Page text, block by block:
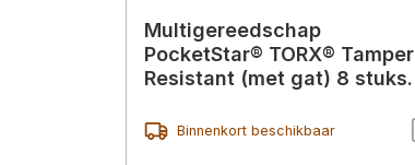
Multigereedschap
PocketStar® TORX® Tamper
Resistant (met gat) 8 stuks
Binnenkort beschikbaar